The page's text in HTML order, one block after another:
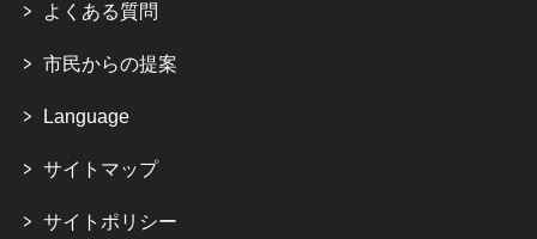
よくある質問
市民からの提案
Language
サイトマップ
サイトポリシー